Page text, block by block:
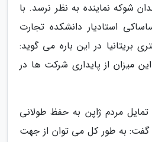
شوکه نماینده به نظر نرسد. با
استادیار دانشکده تجارت
بریتانیا در این باره می گوید:
میزان از پایداری شرکت ها در
تمایل مردم ژاپن به حفظ طولانی
به طور کل می توان از جهت